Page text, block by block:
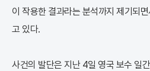
이 작용한 결과라는 분석까지 제기되
고 있다.
사건의 발단은 지난 4일 영국 보수 일